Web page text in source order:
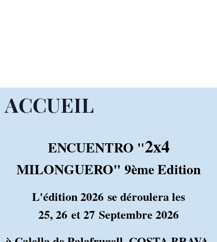
ACCUEIL
ENCUENTRO "2x4
MILONGUERO" 9ème Edition
L'édition 2026 se déroulera les
25, 26 et 27 Septembre 2026